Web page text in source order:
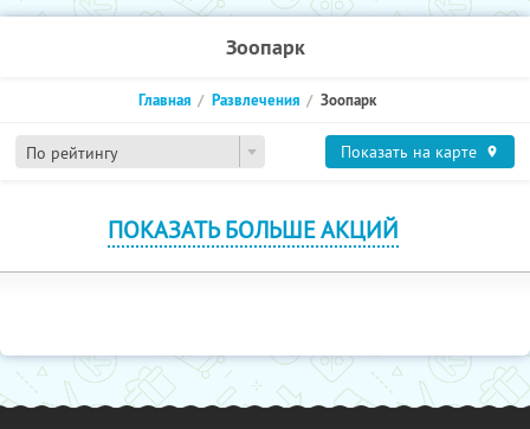
Зоопарк
По рейтингу
Главная Развлечения Зоопарк
Показать на карте
ПОКАЗАТЬ БОЛЬШЕ АКЦИЙ